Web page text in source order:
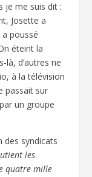
je me suis dit :
Josette a
poussé
éteint la
là, d’autres ne
à la télévision
passait sur
un groupe
des syndicats
les
quatre mille